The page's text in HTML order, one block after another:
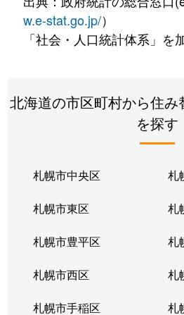
w.e-stat.go.jp/）
「社会・人口統計体系」を
北海道の市区町村から住
を探す
札幌市中央区 札
札幌市東区 札
札幌市豊平区 札
札幌市西区 札
札幌市手稲区 札